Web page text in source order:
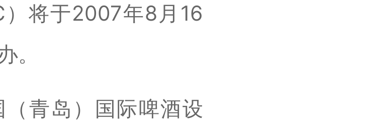
将于2007年8月16
。
青岛）国际啤酒设